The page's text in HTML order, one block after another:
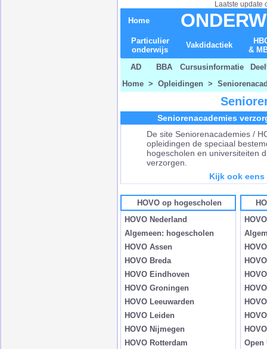
Laatste update
Home
Particulier
onderwijs
Vakdidactiek
&
AD
BBA Cursusinformatie
Home > Opleidingen >
Seniorenacademies
De site Seniorenacademies /
opleidingen de speciaal
hogescholen en universiteiten
verzorgen.
Kijk ook
HOVO op hogescholen
HOVO Nederland
Algemeen: hogescholen
HOVO Assen
HOVO Breda
HOVO Eindhoven
HOVO Groningen
HOVO Leeuwarden
HOVO Leiden
HOVO Nijmegen
HOVO Rotterdam
Open